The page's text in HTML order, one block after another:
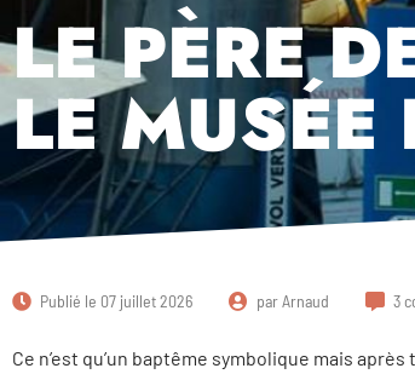
LE PÈRE
LE MUSÉE
Publié le 07 juillet 2026 parArnaud 3
Ce n’est qu’un baptême symbolique mais